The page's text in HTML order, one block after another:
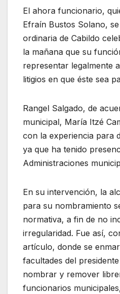
El ahora funcionario,
Efraín Bustos Solano,
ordinaria de Cabildo
la mañana que su
representar legalmente
litigios en que éste sea
Rangel Salgado, de
municipal, María Itzé
con la experiencia para
ya que ha tenido
Administraciones
En su intervención, la
para su nombramiento
normativa, a fin de no
irregularidad. Fue así,
artículo, donde se
facultades del
nombrar y remover
funcionarios